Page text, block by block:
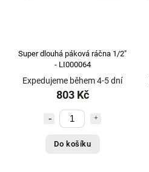
Super dlouhá páková ráčna 1/2"
- LI000064
Expedujeme během 4-5 dní
803 Kč
Do košíku